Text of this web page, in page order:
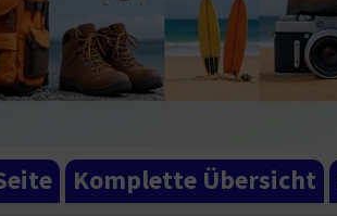
Komplette Übersicht